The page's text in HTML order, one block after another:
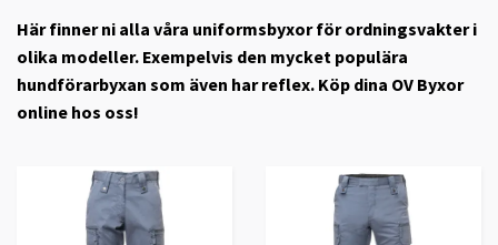
Här finner ni alla våra uniformsbyxor för ordningsvakter i
olika modeller. Exempelvis den mycket populära
hundförarbyxan som även har reflex. Köp dina OV Byxor
online hos oss!